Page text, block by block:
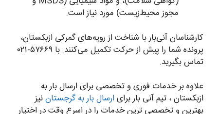
مجوز محیط‌زیست) مورد نیاز است.
کارشناسان آنی‌بار با شناخت از رویه‌های گمرکی ازبکستان،
پرونده شما را پیش از حرکت تکمیل می‌کنند. با ۵۷۶۶۹-۰۲۱
تماس بگیرید.
علاوه بر خدمات فوری و تخصصی برای ارسال بار به
ازبکستان ، تیم آنی بار برایارسال بار به گرجستاننیز
بهترین و تخصصی ترین خدمات را در اسرع وقت در اختیار